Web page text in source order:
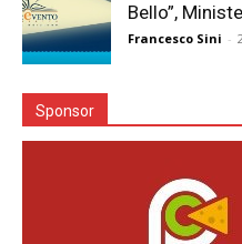
Bello”,
Francesco Sini -
Sponsor